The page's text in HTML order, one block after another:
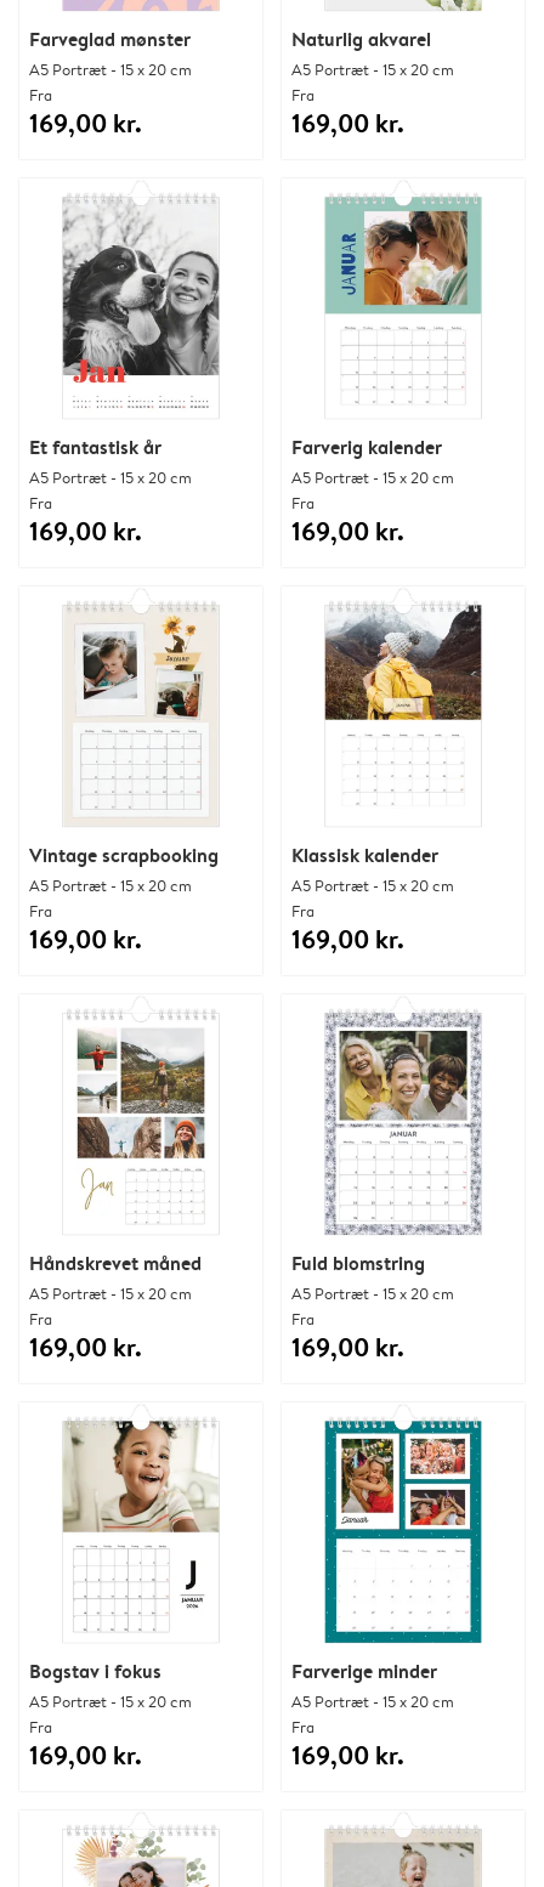
Farveglad mønster
A5 Portræt - 15 x 20 cm
Fra
169,00 kr.
Naturlig akvarel
A5 Portræt - 15 x 20 cm
Fra
169,00 kr.
Et fantastisk år
A5 Portræt - 15 x 20 cm
Fra
169,00 kr.
Farverig kalender
A5 Portræt - 15 x 20 cm
Fra
169,00 kr.
Vintage scrapbooking
A5 Portræt - 15 x 20 cm
Fra
169,00 kr.
Klassisk kalender
A5 Portræt - 15 x 20 cm
Fra
169,00 kr.
Håndskrevet måned
A5 Portræt - 15 x 20 cm
Fra
169,00 kr.
Fuld blomstring
A5 Portræt - 15 x 20 cm
Fra
169,00 kr.
Bogstav i fokus
A5 Portræt - 15 x 20 cm
Fra
169,00 kr.
Farverige minder
A5 Portræt - 15 x 20 cm
Fra
169,00 kr.